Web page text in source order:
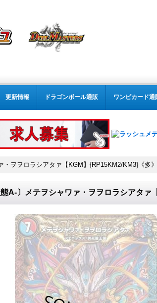
更新情報 ドラゴンボール通販 ワンピカード通
ヲヲロラシアタァ【KGM】{RP15KM2/KM3}《多》
A-〕メテヲシャワァ・ヲヲロラシアタァ